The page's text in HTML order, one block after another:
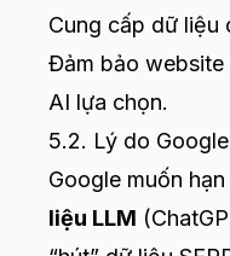
Cung cấp dữ liệu
Đảm bảo website
AI lựa chọn.
5.2. Lý do
Google muốn
liệu LLM